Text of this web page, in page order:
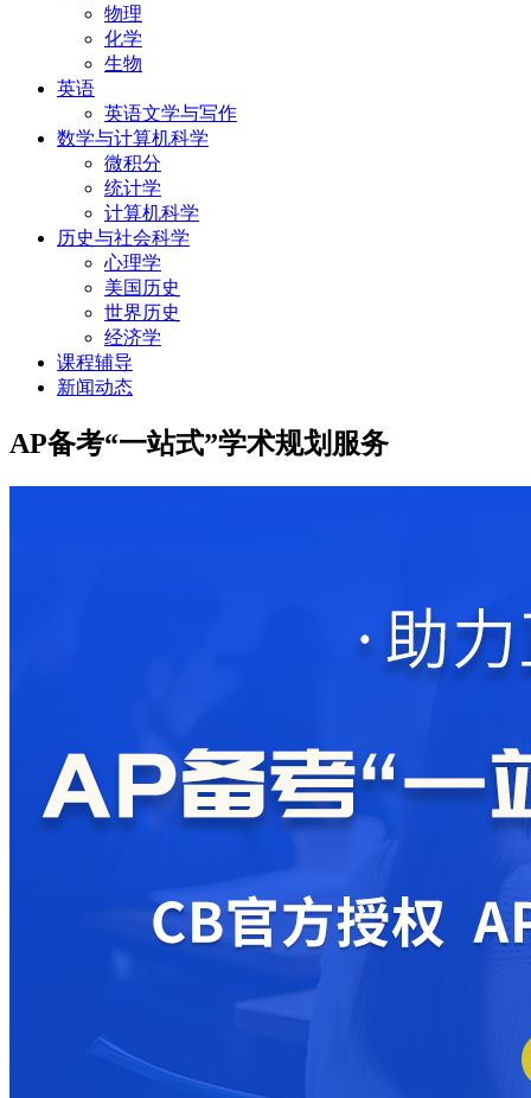
物理
化学
生物
英语
英语文学与写作
数学与计算机科学
微积分
统计学
计算机科学
历史与社会科学
心理学
美国历史
世界历史
经济学
课程辅导
新闻动态
AP备考“一站式”学术规划服务